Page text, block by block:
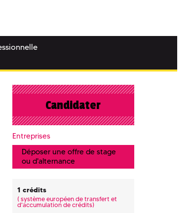
Candidater
Entreprises
Déposer une offre de stage
ou d'alternance
1 crédits
(système européen de transfert et
d'accumulation de crédits)